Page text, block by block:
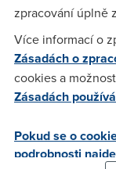
Nargon(13.1.2007
Problem je v
tak to dela presne
nastavit naleznete
http://
zpracování úplně
Více informací o
Zásadách o
cookies a
Zásadách
Pokud se o
podrobnosti